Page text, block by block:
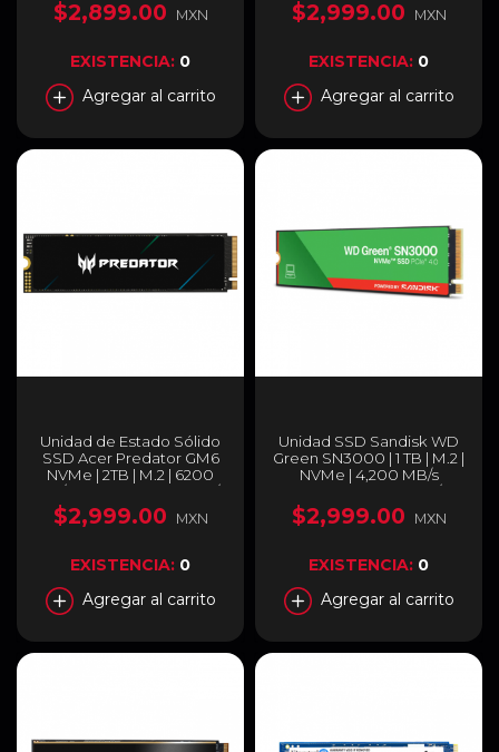
5.0 | TM8FFJ001T0C129
$2,899.00 MXN
EXISTENCIA: 0
Agregar al carrito
Escritura | SPATIUM M480
PRO PCIe 4.0 NVMe M.2
$2,999.00 MXN
EXISTENCIA: 0
Agregar al carrito
Unidad de Estado Sólido
SSD Acer Predator GM6
NVMe | 2TB | M.2 | 6200
MB/s Escritura | 7200 MB/s
Lectura | PCI Express 4.0 |
BL.9BWWR.134
$2,999.00 MXN
EXISTENCIA: 0
Agregar al carrito
Unidad SSD Sandisk WD
Green SN3000 | 1 TB | M.2 |
NVMe | 4,200 MB/s
Escritura | 5,000 MB/s
Lectura | PCI Express 4.0 |
WDS100T4G0E
$2,999.00 MXN
EXISTENCIA: 0
Agregar al carrito